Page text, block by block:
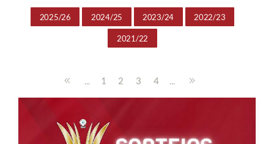
2025/26 2024/25 2023/24 2022/23
2021/22
... 1 2 3 4 ...